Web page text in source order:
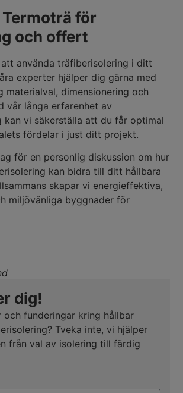
för
och offert
att använda träfiberisolering i ditt
experter hjälper dig gärna med
materialval, dimensionering och
vår långa erfarenhet av
kan vi säkerställa att du får optimal
fördelar i just ditt projekt.
för en personlig diskussion om hur
kan bidra till ditt hållbara
skapar vi energieffektiva,
miljövänliga byggnader för
dig!
och funderingar kring hållbar
Tveka inte, vi hjälper
från val av isolering till färdig